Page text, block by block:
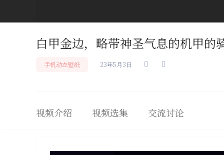
白甲金边，略带神圣气息的机甲的
手机动态壁纸 23年5月3日
视频介绍 视频选集 交流讨论